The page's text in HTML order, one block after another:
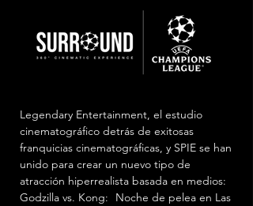
Legendary Entertainment, el estudio
cinematográfico detrás de exitosas
franquicias cinematográficas, y SPIE se han
unido para crear un nuevo tipo de
atracción hiperrealista basada en medios:
Godzilla vs. Kong:
Noche de pelea en Las